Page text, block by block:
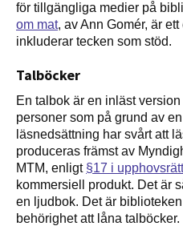
för tillgängliga medier på
om mat, av Ann Gomér, är
inkluderar tecken som stöd.
Talböcker
En talbok är en inläst
personer som på grund av
läsnedsättning har svårt att
produceras främst av
MTM, enligt §17 i
kommersiell produkt. Det är
en ljudbok. Det är
behörighet att låna